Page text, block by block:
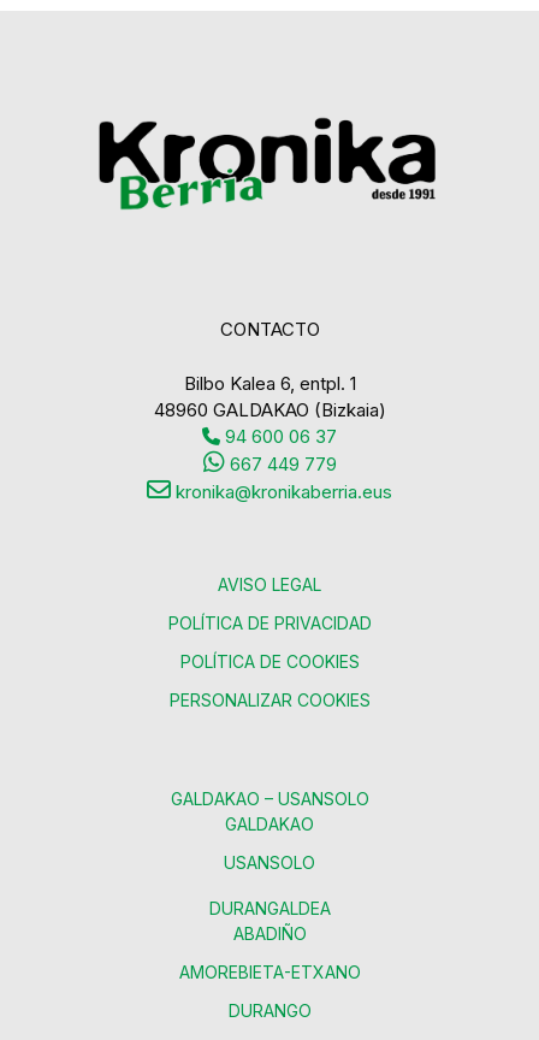
CONTACTO
Bilbo Kalea 6, entpl. 1
48960 GALDAKAO (Bizkaia)
94 600 06 37
667 449 779
kronika@kronikaberria.eus
AVISO LEGAL
POLÍTICA DE PRIVACIDAD
POLÍTICA DE COOKIES
PERSONALIZAR COOKIES
GALDAKAO – USANSOLO
GALDAKAO
USANSOLO
DURANGALDEA
ABADIÑO
AMOREBIETA-ETXANO
DURANGO